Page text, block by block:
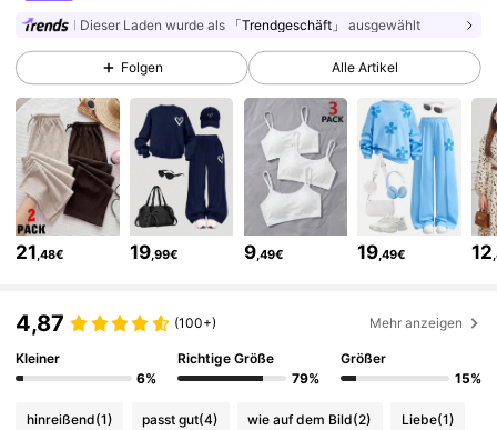
4,83 680K Follower
4,83 680K Follower
4,83 680K Follower
680K Follower
Dieser Laden wurde als 「Trendgeschäft」 ausgewählt
Folgen Alle Artikel
21,48€ 19,99€ 9,49€ 19,49€ 12
4,87 (100+) Mehr anzeigen
Kleiner
6%
Richtige Größe
79%
Größer
15%
hinreißend(1) passt gut(4) wie auf dem Bild(2) Liebe(1)